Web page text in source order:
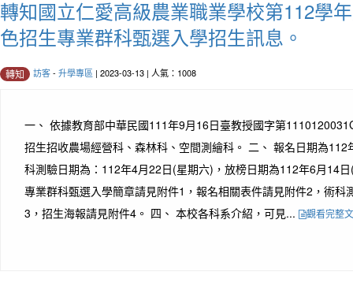
轉知國立仁愛高級農業職業學校第112學
色招生專業群科甄選入學招生訊息。
轉知 訪客- 升學專區 | 2023-03-13 | 人氣：1008
一、 依據教育部中華民國111年9月16日臺教授國字第
招生招收農場經營科、森林科、空間測繪科。 二、 報名日期為
科測驗日期為：112年4月22日(星期六)，放榜日期為112年6月14
專業群科甄選入學簡章請見附件1，報名相關表件請見附件2，術科
3，招生海報請見附件4。 四、 本校各科系介紹，可見...
觀看完整